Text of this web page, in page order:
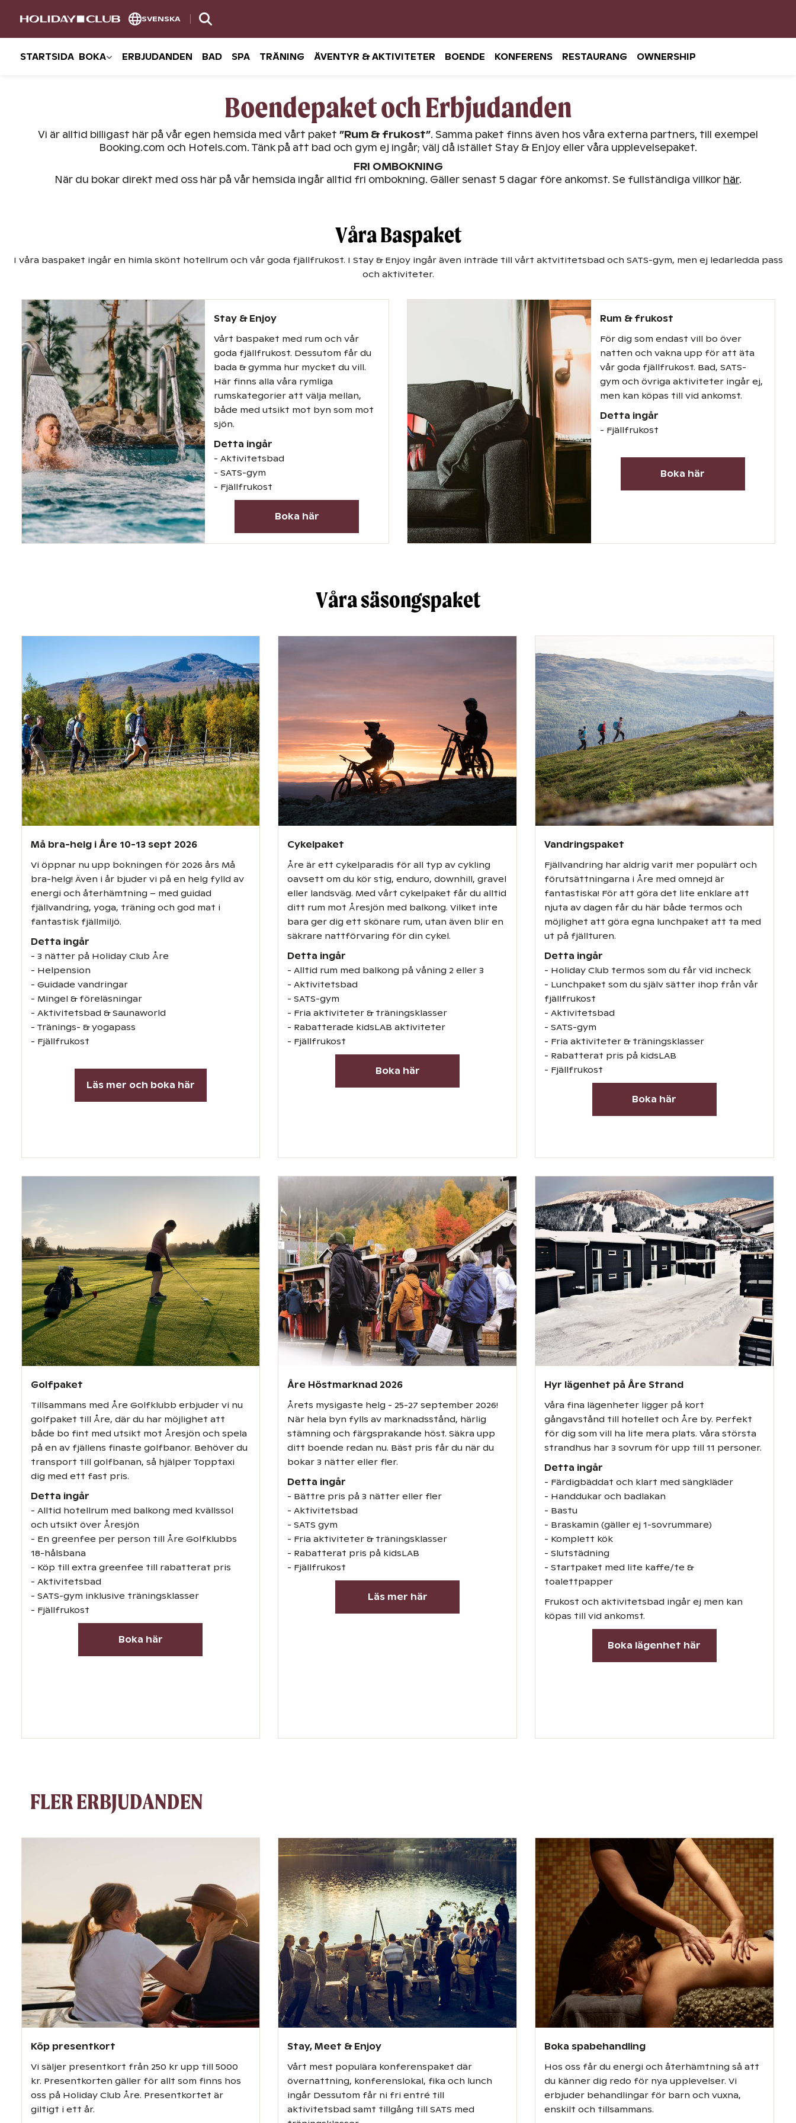
PAGE
NAVIGATION
SVENSKA
STARTSIDA BOKA ERBJUDANDEN BAD SPA TRÄNING ÄVENTYR & AKTIVITETER BOENDE KONFERENS RESTAURANG OWNERSHIP
Boendepaket och Erbjudanden
Vi är alltid billigast här på vår egen hemsida med vårt paket ”Rum & frukost”. Samma paket finns även hos våra externa partners, till exempel
Booking.com och Hotels.com. Tänk på att bad och gym ej ingår; välj då istället Stay & Enjoy eller våra upplevelsepaket.
FRI OMBOKNING
När du bokar direkt med oss här på vår hemsida ingår alltid fri ombokning. Gäller senast 5 dagar före ankomst. Se fullständiga villkor här.
Våra Baspaket
I våra baspaket ingår en himla skönt hotellrum och vår goda fjällfrukost. I Stay & Enjoy ingår även inträde till vårt aktvititetsbad och SATS-gym, men ej ledarledda pass
och aktiviteter.
Stay & Enjoy
Vårt baspaket med rum och vår
goda fjällfrukost. Dessutom får du
bada & gymma hur mycket du vill.
Här finns alla våra rymliga
rumskategorier att välja mellan,
både med utsikt mot byn som mot
sjön.
Detta ingår
- Aktivitetsbad
- SATS-gym
- Fjällfrukost
Boka här
Rum & frukost
För dig som endast vill bo över
natten och vakna upp för att äta
vår goda fjällfrukost. Bad, SATS-
gym och övriga aktiviteter ingår ej,
men kan köpas till vid ankomst.
Detta ingår
- Fjällfrukost
Boka här
Våra säsongspaket
Må bra-helg i Åre 10-13 sept 2026
Vi öppnar nu upp bokningen för 2026 års Må
bra-helg! Även i år bjuder vi på en helg fylld av
energi och återhämtning – med guidad
fjällvandring, yoga, träning och god mat i
fantastisk fjällmiljö.
Detta ingår
- 3 nätter på Holiday Club Åre
- Helpension
- Guidade vandringar
- Mingel & föreläsningar
- Aktivitetsbad & Saunaworld
- Tränings- & yogapass
- Fjällfrukost
Läs mer och boka här
Cykelpaket
Åre är ett cykelparadis för all typ av cykling
oavsett om du kör stig, enduro, downhill, gravel
eller landsväg. Med vårt cykelpaket får du alltid
ditt rum mot Åresjön med balkong. Vilket inte
bara ger dig ett skönare rum, utan även blir en
säkrare nattförvaring för din cykel.
Detta ingår
- Alltid rum med balkong på våning 2 eller 3
- Aktivitetsbad
- SATS-gym
- Fria aktiviteter & träningsklasser
- Rabatterade kidsLAB aktiviteter
- Fjällfrukost
Boka här
Vandringspaket
Fjällvandring har aldrig varit mer populärt och
förutsättningarna i Åre med omnejd är
fantastiska! För att göra det lite enklare att
njuta av dagen får du här både termos och
möjlighet att göra egna lunchpaket att ta med
ut på fjällturen.
Detta ingår
- Holiday Club termos som du får vid incheck
- Lunchpaket som du själv sätter ihop från vår
fjällfrukost
- Aktivitetsbad
- SATS-gym
- Fria aktiviteter & träningsklasser
- Rabatterat pris på kidsLAB
- Fjällfrukost
Boka här
Golfpaket
Tillsammans med Åre Golfklubb erbjuder vi nu
golfpaket till Åre, där du har möjlighet att
både bo fint med utsikt mot Åresjön och spela
på en av fjällens finaste golfbanor. Behöver du
transport till golfbanan, så hjälper Topptaxi
dig med ett fast pris.
Detta ingår
- Alltid hotellrum med balkong med kvällssol
och utsikt över Åresjön
- En greenfee per person till Åre Golfklubbs
18-hålsbana
- Köp till extra greenfee till rabatterat pris
- Aktivitetsbad
- SATS-gym inklusive träningsklasser
- Fjällfrukost
Boka här
Åre Höstmarknad 2026
Årets mysigaste helg - 25-27 september 2026!
När hela byn fylls av marknadsstånd, härlig
stämning och färgsprakande höst. Säkra upp
ditt boende redan nu. Bäst pris får du när du
bokar 3 nätter eller fler.
Detta ingår
- Bättre pris på 3 nätter eller fler
- Aktivitetsbad
- SATS gym
- Fria aktiviteter & träningsklasser
- Rabatterat pris på kidsLAB
- Fjällfrukost
Läs mer här
Hyr lägenhet på Åre Strand
Våra fina lägenheter ligger på kort
gångavstånd till hotellet och Åre by. Perfekt
för dig som vill ha lite mera plats. Våra största
strandhus har 3 sovrum för upp till 11 personer.
Detta ingår
- Färdigbäddat och klart med sängkläder
- Handdukar och badlakan
- Bastu
- Braskamin (gäller ej 1-sovrummare)
- Komplett kök
- Slutstädning
- Startpaket med lite kaffe/te &
toalettpapper
Frukost och aktivitetsbad ingår ej men kan
köpas till vid ankomst.
Boka lägenhet här
FLER ERBJUDANDEN
Köp presentkort
Vi säljer presentkort från 250 kr upp till 5000
kr. Presentkorten gäller för allt som finns hos
oss på Holiday Club Åre. Presentkortet är
giltigt i ett år.
Stay, Meet & Enjoy
Vårt mest populära konferenspaket där
övernattning, konferenslokal, fika och lunch
ingår Dessutom får ni fri entré till
aktivitetsbad samt tillgång till SATS med
Boka spabehandling
Hos oss får du energi och återhämtning så att
du känner dig redo för nya upplevelser. Vi
erbjuder behandlingar för barn och vuxna,
enskilt och tillsammans.